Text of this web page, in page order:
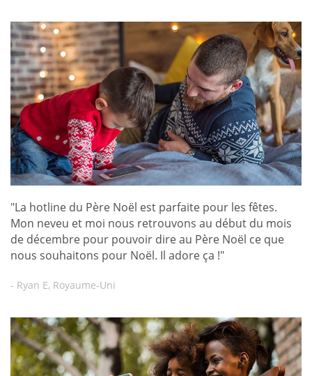
"La hotline du Père Noël est parfaite pour les fêtes.
Mon neveu et moi nous retrouvons au début du mois
de décembre pour pouvoir dire au Père Noël ce que
nous souhaitons pour Noël. Il adore ça !"
- Ryan E, Royaume-Uni